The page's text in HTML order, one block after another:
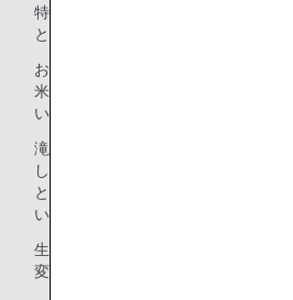
特に問題視されたのが、「食べきれ
というマインドが生み出す大量の食
お中元やお歳暮などの贈答品、新米
米など、まだ食べられるものが大量
います。
滝沢さんは、「物には価値を与えな
し、タダでもらったものや食べきれ
という無責任な行動は、「顔の見え
いる」ことの表れだと指摘しました。
生産者への敬意や、食べ物の価値を
変える必要性を強く訴えました。